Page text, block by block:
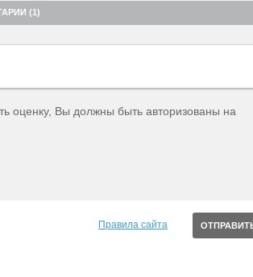
(1)
оценку, Вы должны быть авторизованы на
Правила сайта